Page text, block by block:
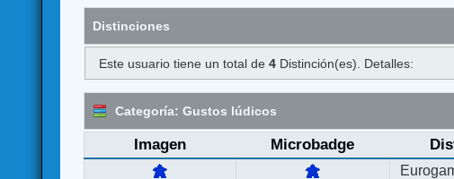
Distinciones
Este usuario tiene un total de 4Distinción(es). Detalles:
Categoría: Gustos lúdicos
Imagen Microbadge